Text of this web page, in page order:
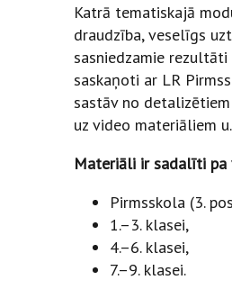
Katrā tematiskajā
draudzība, veselīgs
sasniedzamie
saskaņoti ar LR
sastāv no
uz video materiāliem
Materiāli ir sadalīti pa
Pirmsskola (3.
1.–3. klasei,
4.–6. klasei,
7.–9. klasei.